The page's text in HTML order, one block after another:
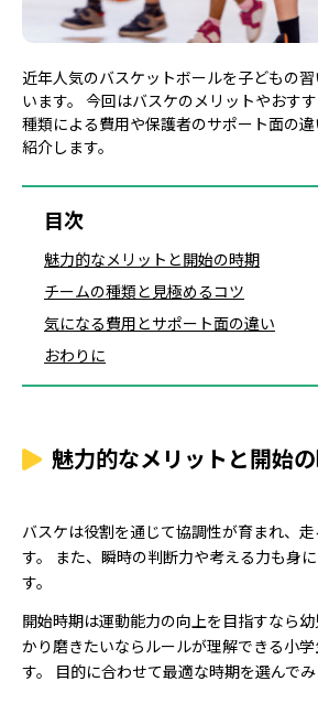
近年人気のバスケットボールを子どもの
います。 今回はバスケのメリットやおす
種類による費用や保護者のサポート面の
紹介します。
目次
魅力的なメリットと開始の時期
チームの種類と見極めるコツ
気になる費用とサポート面の違い
おわりに
魅力的なメリットと開始
バスケは役割を通じて協調性が育まれ、
す。 また、瞬時の判断力や考える力も身
す。
開始時期は運動能力の向上を目指すなら
かり磨きたいならルールが理解できる小
す。 目的に合わせて最適な時期を選んでみ